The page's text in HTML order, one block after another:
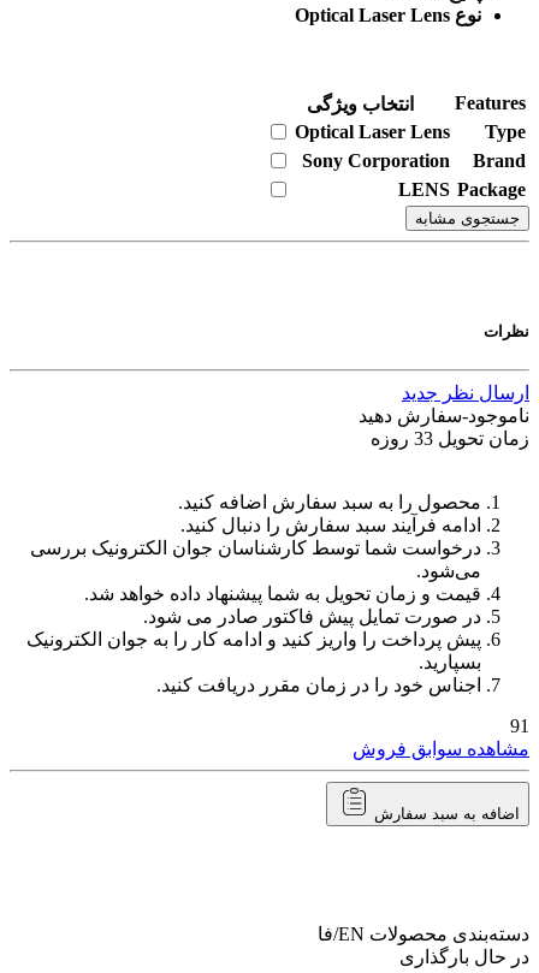
نوع Optical Laser Lens
Features
انتخاب ویژگی
Type
Optical Laser Lens
Brand
Sony Corporation
Package
LENS
جستجوی مشابه
نظرات
ارسال نظر جدید
ناموجود-سفارش دهید
زمان تحویل 33 روزه
محصول را به سبد سفارش اضافه کنید.
ادامه فرآیند سبد سفارش را دنبال کنید.
درخواست شما توسط کارشناسان جوان الکترونیک بررسی
می‌شود.
قیمت و زمان تحویل به شما پیشنهاد داده خواهد شد.
در صورت تمایل پیش فاکتور صادر می شود.
پیش پرداخت را واریز کنید و ادامه کار را به جوان الکترونیک
بسپارید.
اجناس خود را در زمان مقرر دریافت کنید.
91
مشاهده سوابق فروش
اضافه به سبد سفارش
دسته‌بندی محصولات EN/فا
در حال بارگذاری